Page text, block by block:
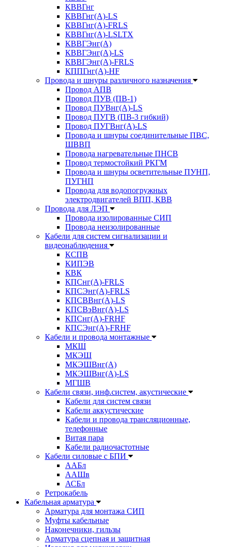
КВВГнг
КВВГнг(А)-LS
КВВГнг(А)-FRLS
КВВГнг(А)-LSLTX
КВВГЭнг(А)
КВВГЭнг(А)-LS
КВВГЭнг(А)-FRLS
КППГнг(А)-HF
Провода и шнуры различного назначения
Провод АПВ
Провод ПУВ (ПВ-1)
Провод ПУВнг(А)-LS
Провод ПУГВ (ПВ-3 гибкий)
Провод ПУГВнг(А)-LS
Провода и шнуры соединительные ПВС,
ШВВП
Провода нагревательные ПНСВ
Провод термостойкий РКГМ
Провода и шнуры осветительные ПУНП,
ПУГНП
Провода для водопогружных
электродвигателей ВПП, КВВ
Провода для ЛЭП
Провода изолированные СИП
Провода неизолированные
Кабели для систем сигнализации и
видеонаблюдения
КСПВ
КИПЭВ
КВК
КПСнг(А)-FRLS
КПСЭнг(А)-FRLS
КПСВВнг(А)-LS
КПСВэВнг(А)-LS
КПСнг(А)-FRHF
КПСЭнг(А)-FRHF
Кабели и провода монтажные
МКШ
МКЭШ
МКЭШВнг(А)
МКЭШВнг(А)-LS
МГШВ
Кабели связи, инф.систем, акустические
Кабели для систем связи
Кабели аккустические
Кабели и провода трансляционные,
телефонные
Витая пара
Кабели радиочастотные
Кабели силовые с БПИ
ААБл
ААШв
АСБл
Ретрокабель
Кабельная арматура
Арматура для монтажа СИП
Муфты кабельные
Наконечники, гильзы
Арматура сцепная и защитная